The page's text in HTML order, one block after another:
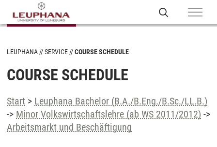
LEUPHANA SERVICE COURSE SCHEDULE
COURSE SCHEDULE
Start > Leuphana Bachelor (B.A./B.Eng./B.Sc./LL.B.)
-> Minor Volkswirtschaftslehre (ab WS 2011/2012) ->
Arbeitsmarkt und Beschäftigung